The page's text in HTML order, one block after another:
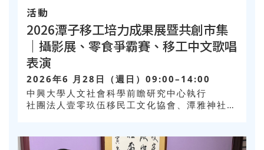
活動
2026潭子移工培力成果展暨共創市集
｜攝影展、零食爭霸賽、移工中文歌唱
表演
2026年6 月28日（週日）09:00–14:00
中興大學人文社會科學前瞻研究中心執行
社團法人壹零玖伍移民工文化協會、潭雅神社區